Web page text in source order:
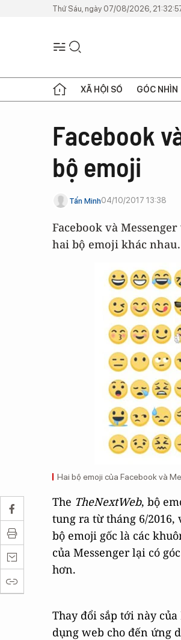
Thứ Sáu, ngày 07/08/2026,
XÃ HỘI SỐ GÓC NHÌN
Facebook
bộ emoji
Tấn Minh04/10/2017 13:38
Facebook và
hai bộ emoji khác nhau.
Hai bộ emoji của Facebook và
The TheNextWeb, bộ
tung ra từ tháng 6/2016,
bộ emoji gốc là các
của Messenger lại có
hơn.
Thay đổi sắp tới này
dụng web cho đến ứng